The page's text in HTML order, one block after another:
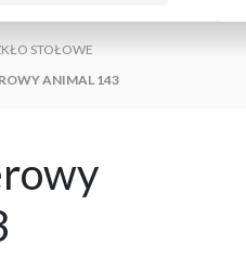
STOŁOWE
ANIMAL 143